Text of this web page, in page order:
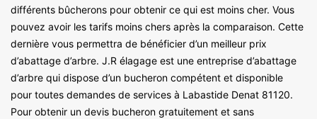
différents bûcherons pour obtenir ce qui est moins cher. Vous
pouvez avoir les tarifs moins chers après la comparaison. Cette
dernière vous permettra de bénéficier d’un meilleur prix
d’abattage d’arbre. J.R élagage est une entreprise d’abattage
d’arbre qui dispose d’un bucheron compétent et disponible
pour toutes demandes de services à Labastide Denat 81120.
Pour obtenir un devis bucheron gratuitement et sans